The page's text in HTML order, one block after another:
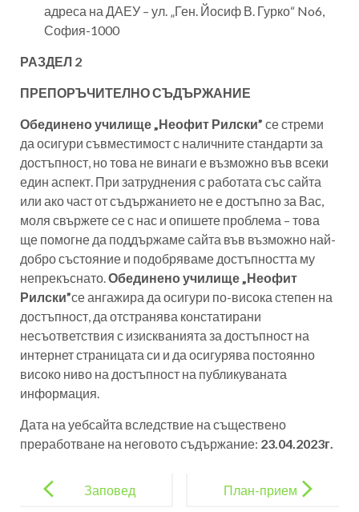
адреса на ДАЕУ – ул. „Ген. Йосиф В. Гурко“ No6,
София-1000
РАЗДЕЛ 2
ПРЕПОРЪЧИТЕЛНО СЪДЪРЖАНИЕ
Обединено училище „Неофит Рилски” се стреми
да осигури съвместимост с наличните стандарти за
достъпност, но това не винаги е възможно във всеки
един аспект. При затруднения с работата със сайта
или ако част от съдържанието не е достъпно за Вас,
моля свържете се с нас и опишете проблема – това
ще помогне да поддържаме сайта във възможно най-
добро състояние и подобряваме достъпността му
непрекъснато.Обединено училище „Неофит
Рилски”се ангажира да осигури по-висока степен на
достъпност, да отстранява констатирани
несъответствия с изискванията за достъпност на
интернет страницата си и да осигурява постоянно
високо ниво на достъпност на публикуваната
информация.
Дата на уебсайта вследствие на съществено
преработване на неговото съдържание: 23.04.2023г.
navigation
Заповед
План-прием